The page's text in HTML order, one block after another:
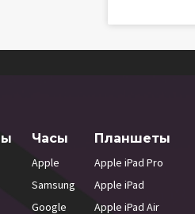
Часы
Apple
Samsung
Google
Планшеты
Apple iPad Pro
Apple iPad
Apple iPad Air